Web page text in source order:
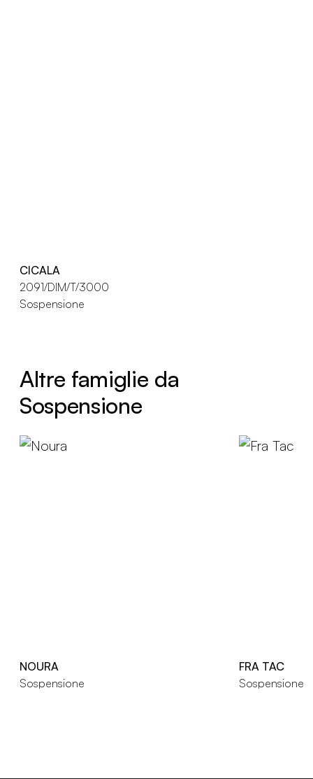
CICALA
2091/DIM/T/3000
Sospensione
Altre famiglie da
Sospensione
NOURA
Sospensione
FRA TAC
Sospensione